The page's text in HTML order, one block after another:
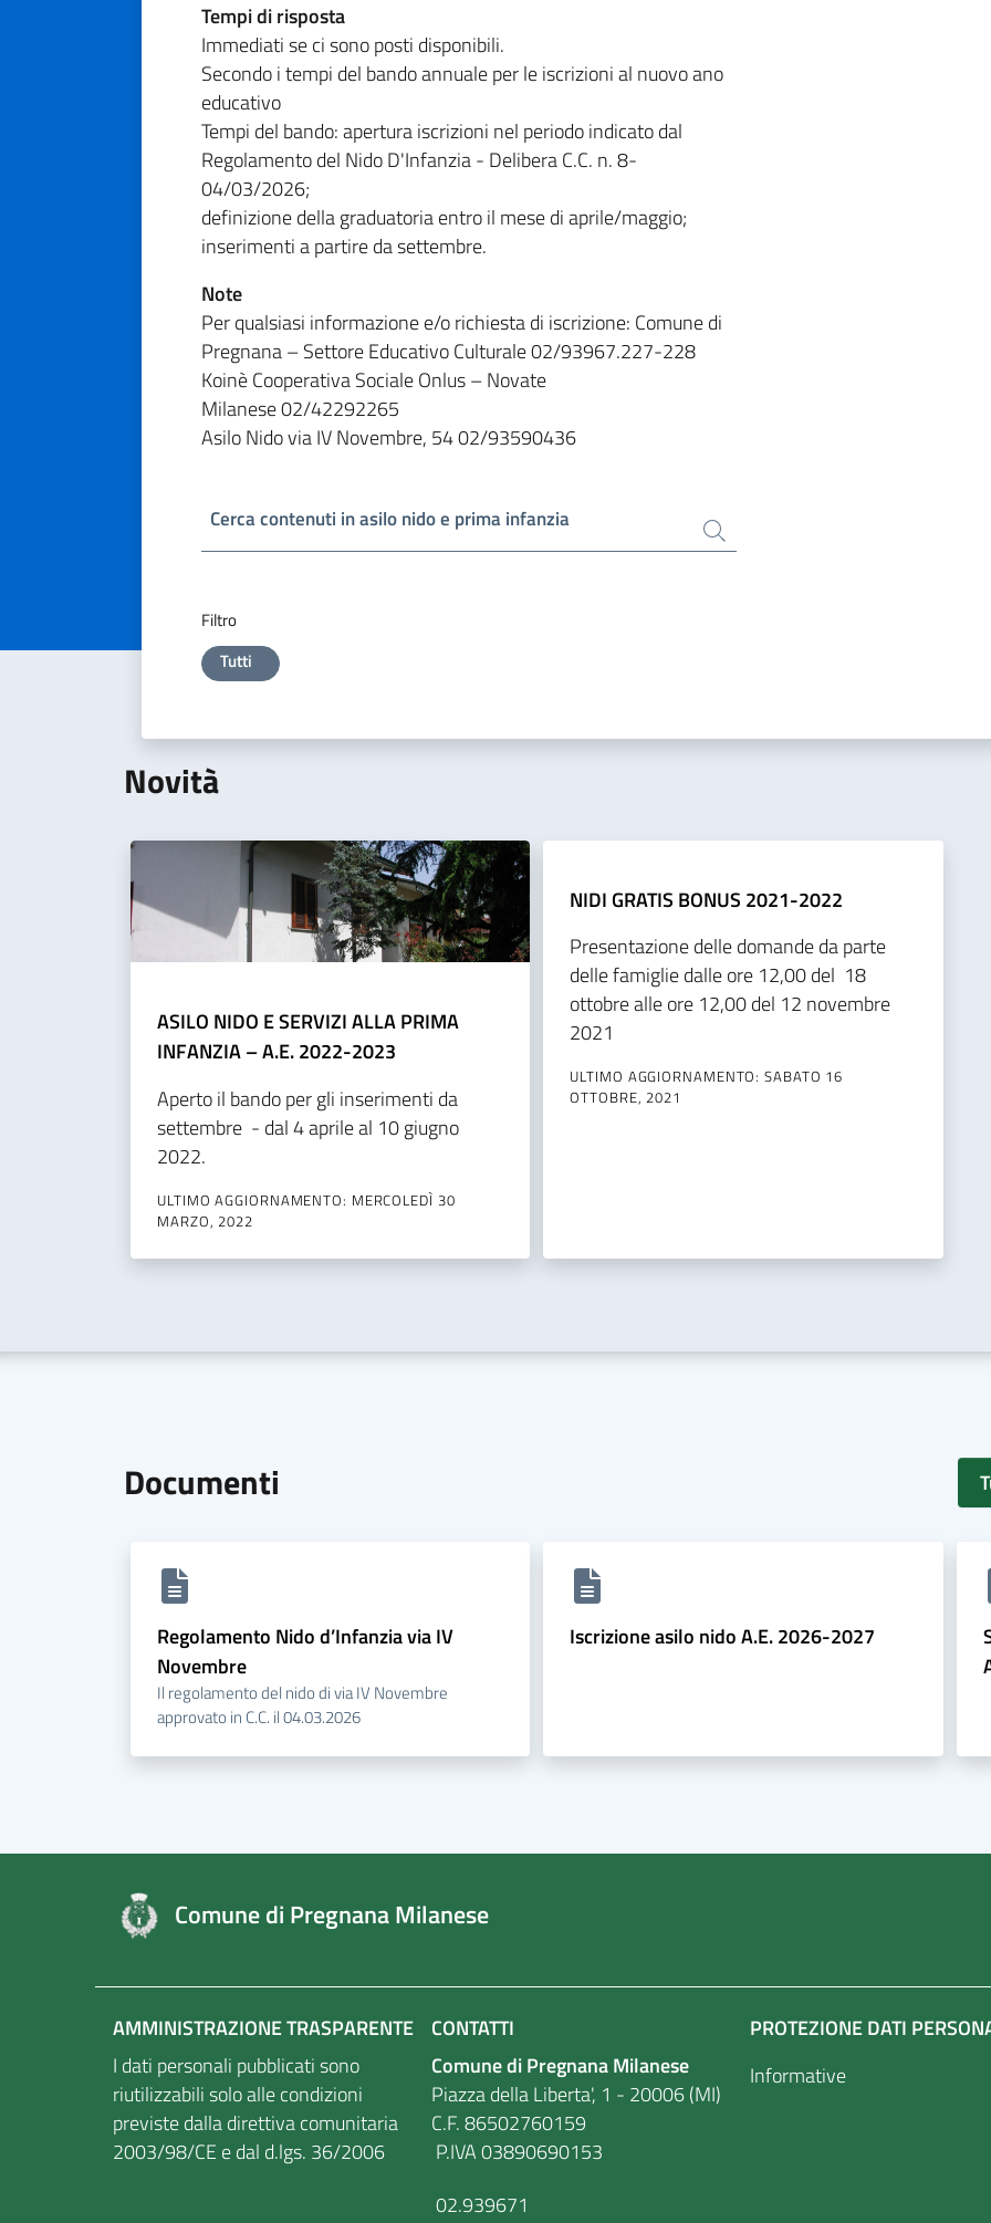
Tempi di risposta
Immediati se ci sono posti disponibili.
Secondo i tempi del bando annuale per le iscrizioni al nuovo ano
educativo
Tempi del bando: apertura iscrizioni nel periodo indicato dal
Regolamento del Nido D'Infanzia - Delibera C.C. n. 8-
04/03/2026;
definizione della graduatoria entro il mese di aprile/maggio;
inserimenti a partire da settembre.
Note
Per qualsiasi informazione e/o richiesta di iscrizione: Comune di
Pregnana – Settore Educativo Culturale 02/93967.227-228
Koinè Cooperativa Sociale Onlus – Novate
Milanese 02/42292265
Asilo Nido via IV Novembre, 54 02/93590436
Cerca contenuti in asilo nido e prima infanzia
Filtro
Tutti
Novità
ASILO NIDO E SERVIZI ALLA PRIMA
INFANZIA – A.E. 2022-2023
Aperto il bando per gli inserimenti da
settembre - dal 4 aprile al 10 giugno
2022.
ULTIMO AGGIORNAMENTO: MERCOLEDÌ 30
MARZO, 2022
NIDI GRATIS BONUS 2021-2022
Presentazione delle domande da parte
delle famiglie dalle ore 12,00 del 18
ottobre alle ore 12,00 del 12 novembre
2021
ULTIMO AGGIORNAMENTO: SABATO 16
OTTOBRE, 2021
Documenti
Regolamento Nido d’Infanzia via IV
Novembre
Il regolamento del nido di via IV Novembre
approvato in C.C. il 04.03.2026
Iscrizione asilo nido A.E. 2026-2027
Comune di Pregnana Milanese
AMMINISTRAZIONE TRASPARENTE
I dati personali pubblicati sono
riutilizzabili solo alle condizioni
previste dalla direttiva comunitaria
2003/98/CE e dal d.lgs. 36/2006
CONTATTI
Comune di Pregnana Milanese
Piazza della Liberta', 1 - 20006 (MI)
C.F. 86502760159
P.IVA 03890690153
02.939671
PROTEZIONE DATI
Informative